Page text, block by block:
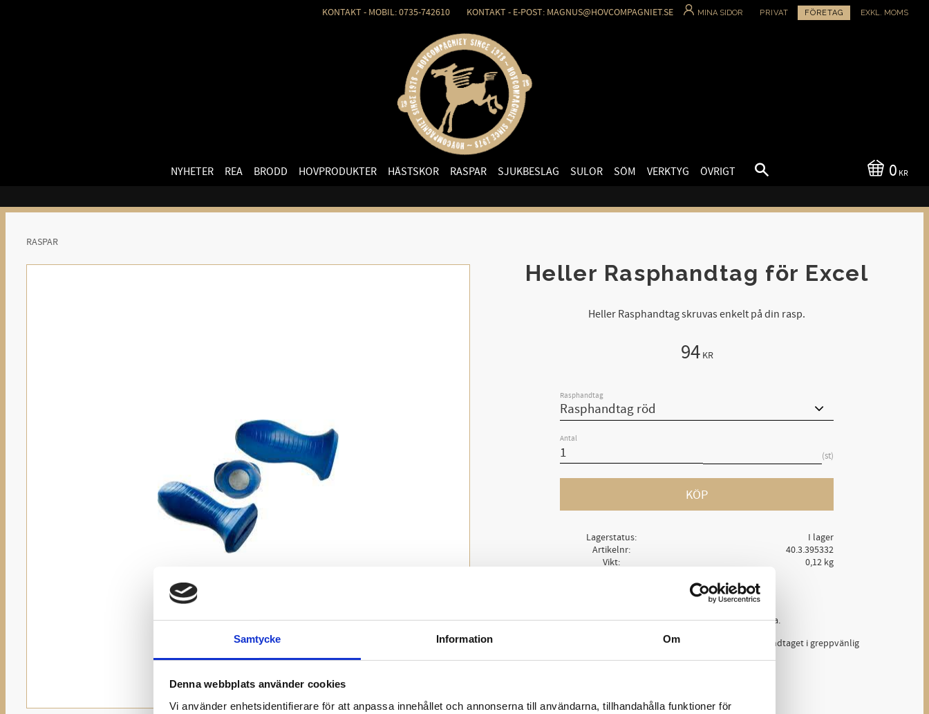
Samtycke Information Om
Denna webbplats använder cookies
Vi använder enhetsidentifierare för att anpassa innehållet och annonserna till användarna, tillhandahålla funktioner för
KONTAKT - MOBIL: 0735-742610 KONTAKT - E-POST: MAGNUS@HOVCOMPAGNIET.SE MINA SIDOR PRIVAT FÖRETAG EXKL. MOMS
0 KR
NYHETER REA BRODD HOVPRODUKTER HÄSTSKOR RASPAR SJUKBESLAG SULOR SÖM VERKTYG ÖVRIGT
RASPAR
Heller Rasphandtag för Excel
Heller Rasphandtag skruvas enkelt på din rasp.
94KR
Rasphandtag
Antal
st
KÖP
Lagerstatus
I lager
Artikelnr
40.3.395332
Vikt
0,12 kg
Ge ett omdöme!
Heller Rasphandtag kan skruvas på den rasp du vill använda.
Gängan ger rasphandtaget ett stadigt grepp om raspen. Handtaget i greppvänlig
hårdplast finns i färgerna blått och svart.
Dela med dig